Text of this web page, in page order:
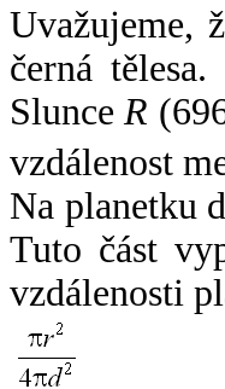
Uvažujeme,
černá
SlunceR
vzdálenost
Na planetku
Tuto část
vzdálenosti